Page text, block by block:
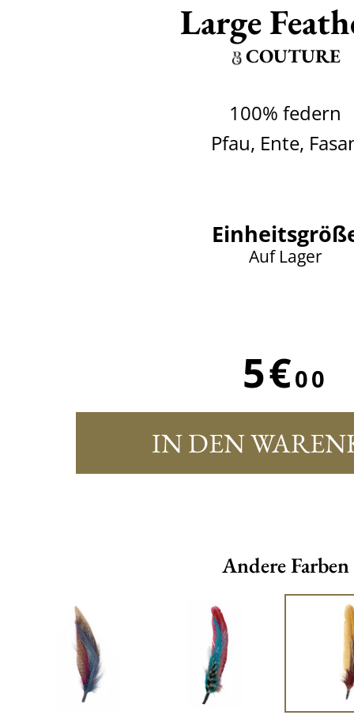
Large
COUTURE
100% federn
Pfau, Ente,
Auf Lager
5€00
IN DEN
Andere Farben